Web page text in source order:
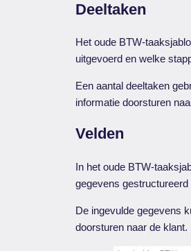
Deeltaken
Het oude BTW-
uitgevoerd en welke
Een aantal deeltaken
informatie doorsturen
Velden
In het oude BTW-
gegevens
De ingevulde gegevens
doorsturen naar de klant.